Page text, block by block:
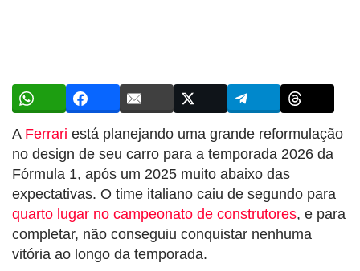
A Ferrari está planejando uma grande reformulação
no design de seu carro para a temporada 2026 da
Fórmula 1, após um 2025 muito abaixo das
expectativas. O time italiano caiu de segundo para
quarto lugar no campeonato de construtores, e para
completar, não conseguiu conquistar nenhuma
vitória ao longo da temporada.